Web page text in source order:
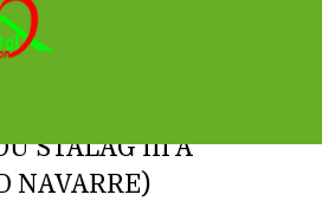
STALAG III A
NAVARRE)